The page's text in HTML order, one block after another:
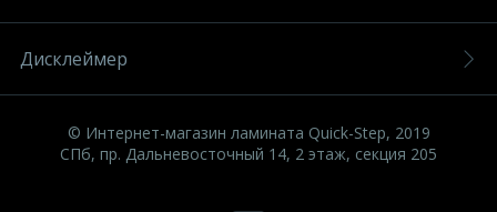
Дисклеймер
© Интернет-магазин ламината Quick-Step, 2019
СПб, пр. Дальневосточный 14, 2 этаж, секция 205